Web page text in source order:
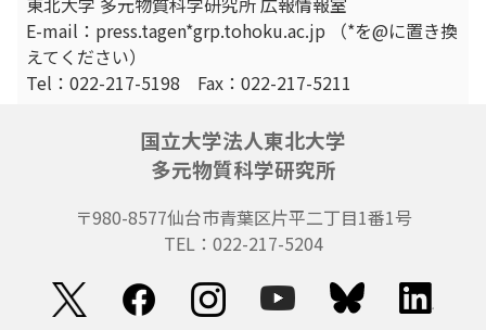
E-mail：press.tagen*grp.tohoku.ac.jp （*を@に置き換
えてください）
Tel：022-217-5198 Fax：022-217-5211
国立大学法人東北大学
多元物質科学研究所
〒980-8577仙台市青葉区片平二丁目1番1号
TEL：022-217-5204